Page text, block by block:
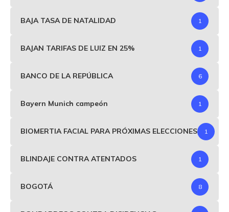
BAJA TASA DE NATALIDAD 1
BAJAN TARIFAS DE LUIZ EN 25% 1
BANCO DE LA REPÚBLICA 6
Bayern Munich campeón 1
BIOMERTIA FACIAL PARA PRÓXIMAS ELECCIONES 1
BLINDAJE CONTRA ATENTADOS 1
BOGOTÁ 8